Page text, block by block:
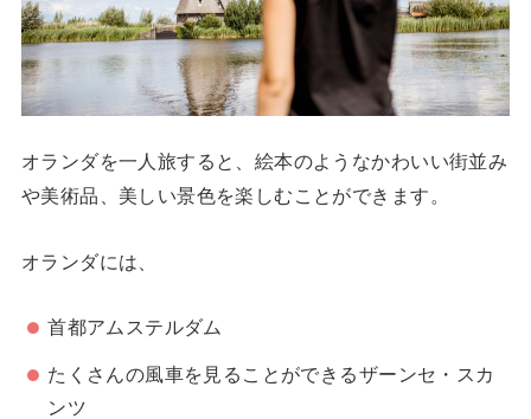
オランダを一人旅すると、絵本のようなかわいい街並み
や美術品、美しい景色を楽しむことができます。
オランダには、
首都アムステルダム
たくさんの風車を見ることができるザーンセ・スカ
ンツ